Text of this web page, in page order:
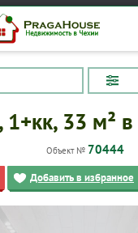
1+кк, 33 м²
Объект № 70444
Добавить в избранное